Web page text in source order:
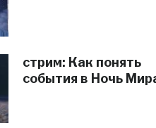
стрим: Как понять
события в Ночь